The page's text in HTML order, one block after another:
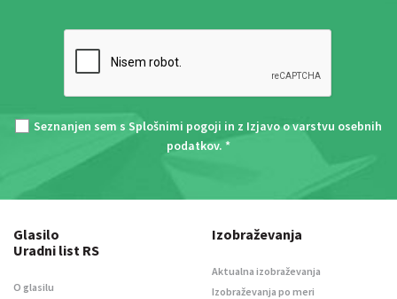
Seznanjen sem s Splošnimi pogoji in z Izjavo o varstvu osebnih
podatkov. *
Glasilo
Uradni list RS
O glasilu
Izobraževanja
Aktualna izobraževanja
Izobraževanja po meri